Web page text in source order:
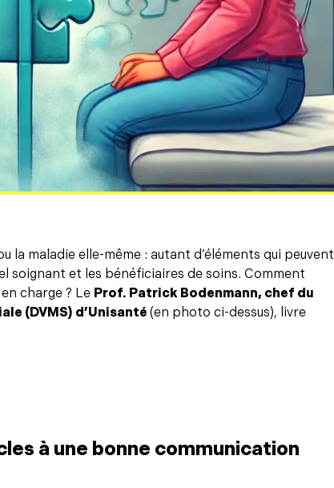
la maladie elle-même : autant d’éléments qui peuvent
soignant et les bénéficiaires de soins. Comment
charge ? Le Prof. Patrick Bodenmann, chef du
(DVMS) d’Unisanté (en photo ci-dessus), livre
à une bonne communication